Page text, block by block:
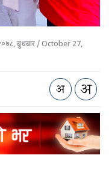
२०७८, बुधबार / October 27,